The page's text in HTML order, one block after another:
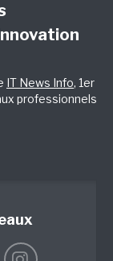
IT News Info, 1er
professionnels